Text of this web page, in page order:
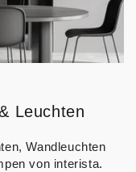
Leuchten
Wandleuchten
von interista.